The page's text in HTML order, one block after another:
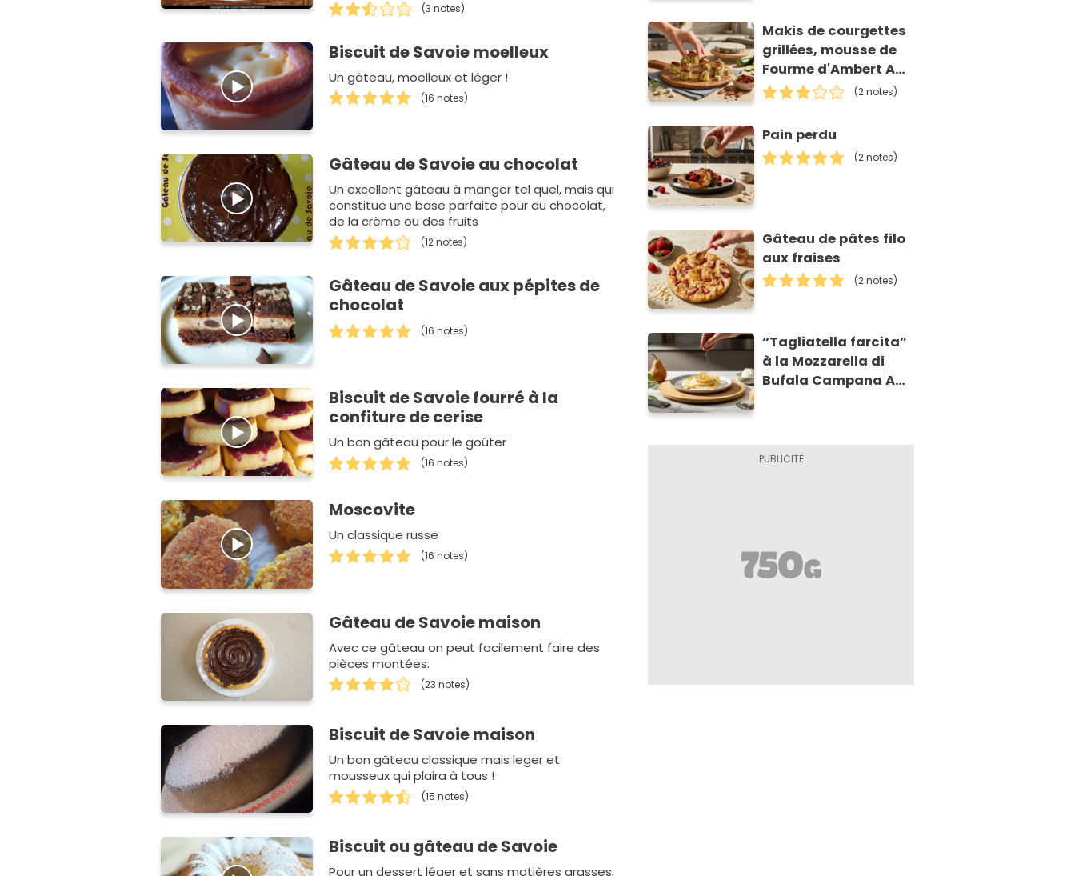
(3 notes)
Biscuit de Savoie moelleux
Un gâteau, moelleux et léger !
(16 notes)
Gâteau de Savoie au chocolat
Un excellent gâteau à manger tel quel, mais qui
constitue une base parfaite pour du chocolat,
de la crème ou des fruits
(12 notes)
Gâteau de Savoie aux pépites de
chocolat
(16 notes)
Biscuit de Savoie fourré à la
confiture de cerise
Un bon gâteau pour le goûter
(16 notes)
Moscovite
Un classique russe
(16 notes)
Gâteau de Savoie maison
Avec ce gâteau on peut facilement faire des
pièces montées.
(23 notes)
Biscuit de Savoie maison
Un bon gâteau classique mais leger et
mousseux qui plaira à tous !
(15 notes)
Biscuit ou gâteau de Savoie
Pour un dessert léger et sans matières grasses,
Makis de courgettes
grillées, mousse de
Fourme d'Ambert AOP
et tomates séchées
(2 notes)
Pain perdu
(2 notes)
Gâteau de pâtes filo
aux fraises
(2 notes)
“Tagliatella farcita”
à la Mozzarella di
Bufala Campana AOP
croustillants de